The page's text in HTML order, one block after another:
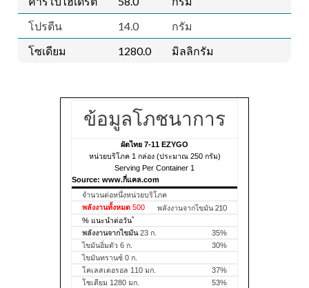
โปรตีน
14.0
กรัม
โซเดียม
1280.0 มิลลิกรัม
ข้อมูลโภชนาการ
ผัดไทย 7-11 EZYGO
หน่วยบริโภค 1 กล่อง (ประมาณ 250 กรัม)
Serving Per Container 1
Source: www.กี่แคล.com
จำนวนต่อหนึ่งหน่วยบริโภค
พลังงานทั้งหมด 500 พลังงานจากไขมัน 210
% แนะนำต่อวัน*
พลังงานจากไขมัน23 ก.
35%
ไขมันอิ่มตัว 6 ก.
30%
ไขมันทรานซ์ 0 ก.
โคเลสเตอรอล 110 มก.
37%
โซเดียม 1280 มก.
53%